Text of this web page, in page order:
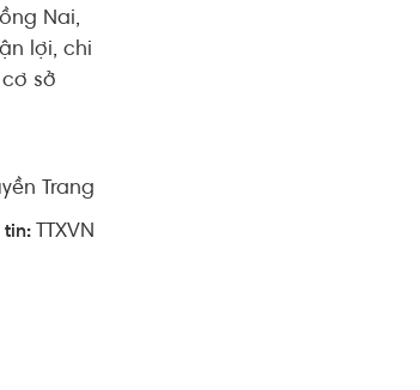
Nai,
lợi, chi
sở
Trang
tin: TTXVN